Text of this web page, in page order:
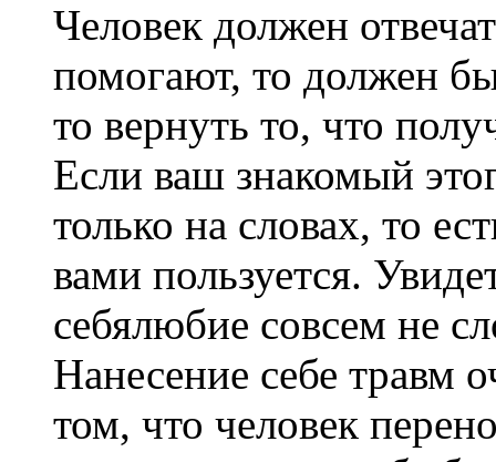
Человек должен
помогают, то должен
то вернуть то, что
Если ваш знакомый
только на словах, то
вами пользуется.
себялюбие совсем не
Нанесение себе травм
том, что человек